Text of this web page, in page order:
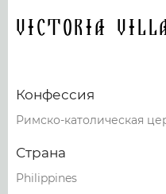
Victoria
Конфессия
Римско-католическая
Страна
Philippines